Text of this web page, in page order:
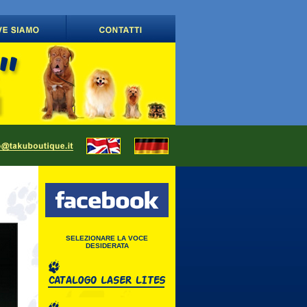
SELEZIONARE LA VOCE
DESIDERATA